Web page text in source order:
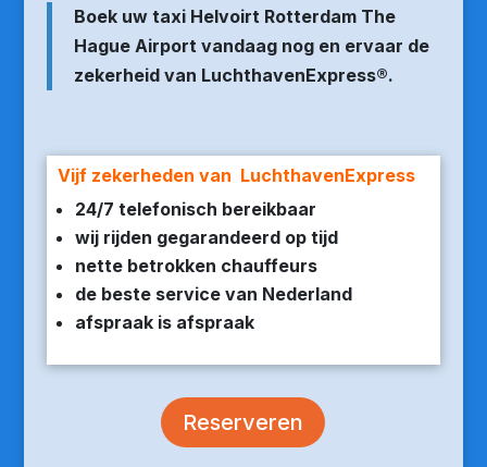
Boek uw taxi Helvoirt Rotterdam The
Hague Airport vandaag nog en ervaar de
zekerheid van LuchthavenExpress®.
Vijf zekerheden van LuchthavenExpress
24/7 telefonisch bereikbaar
wij rijden gegarandeerd op tijd
nette betrokken chauffeurs
de beste service van Nederland
afspraak is afspraak
Reserveren